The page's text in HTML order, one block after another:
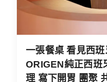
一張餐桌 看見西
ORIGEN純正西班
理 寫下開胃 團聚